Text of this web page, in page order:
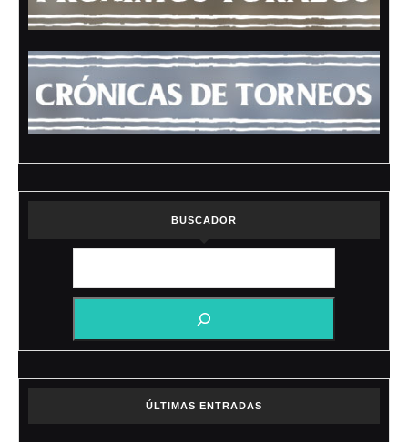
BUSCADOR
ÚLTIMAS ENTRADAS